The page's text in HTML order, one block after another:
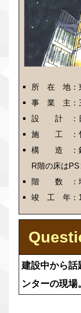
所 在 地：
事 業 主：
設 計 ：日
施 工 ：竹
構 造 ：鉄
R階の床はPS
階 数 ：地
竣 工 年：
建設中から話
ンターの現場